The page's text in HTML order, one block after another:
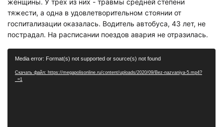
тяжести, а одна в удовлетворительном стоянии от
госпитализации оказалась. Водитель автобуса, 43 лет, не
пострадал. На расписании поездов авария не отразилась.
Media error: Format(s) not supported or source(s) not found
Скачать файл: https://megapolisonline.ru/content/uploads/2020/09/Bez-nazvaniya-5.mp4?
_=1